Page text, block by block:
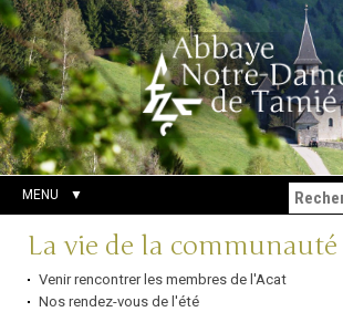
Aller
au
contenu.
|
Aller
à
la
navigation
Outils
personnels
Chercher par
Recherche
avancée…
MENU
Navigation
La vie de la communauté
Venir rencontrer les membres de l'Acat
Nos rendez-vous de l'été